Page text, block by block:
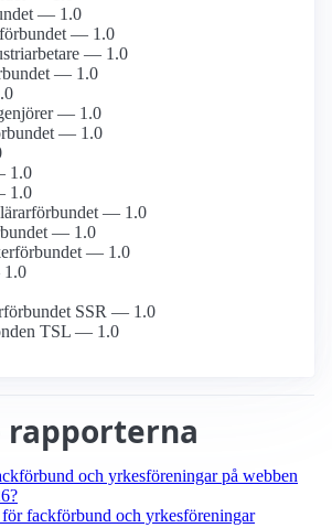
— 1.0
— 1.0
— 1.0
— 1.0
— 1.0
— 1.0
1.0
1.0
— 1.0
— 1.0
— 1.0
SSR — 1.0
TSL — 1.0
rapporterna
och yrkesföreningar på webben
fackförbund och yrkesföreningar